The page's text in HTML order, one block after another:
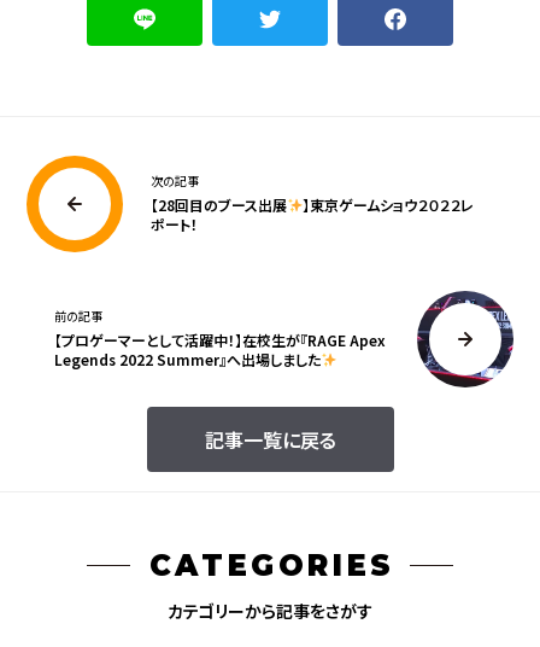
次の記事
【28回目のブース出展
】東京ゲームショウ２０２２レ
ポート！
記事一覧に戻る
前の記事
【プロゲーマーとして活躍中！】在校生が『RAGE Apex
Legends 2022 Summer』へ出場しました
CATEGORIES
カテゴリーから記事をさがす